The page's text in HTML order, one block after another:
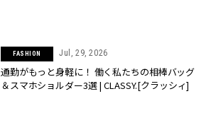
FASHION Jul, 29, 2026
通勤がもっと身軽に！ 働く私たちの相棒バッグ
＆スマホショルダー3選 | CLASSY.[クラッシィ]